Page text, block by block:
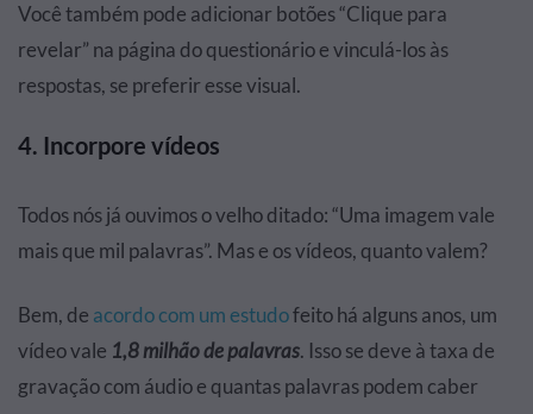
Você também pode adicionar botões “Clique para
revelar” na página do questionário e vinculá-los às
respostas, se preferir esse visual.
4. Incorpore vídeos
Todos nós já ouvimos o velho ditado: “Uma imagem vale
mais que mil palavras”. Mas e os vídeos, quanto valem?
Bem, de acordo com um estudofeito há alguns anos, um
vídeo vale 1,8 milhão de palavras. Isso se deve à taxa de
gravação com áudio e quantas palavras podem caber